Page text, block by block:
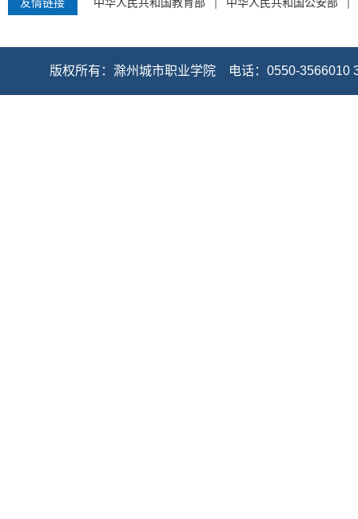
友情链接 中华人民共和国教育部 中华人民共和国公安部
版权所有：滁州城市职业学院 电话：0550-